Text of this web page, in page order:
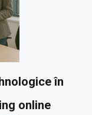
în
online